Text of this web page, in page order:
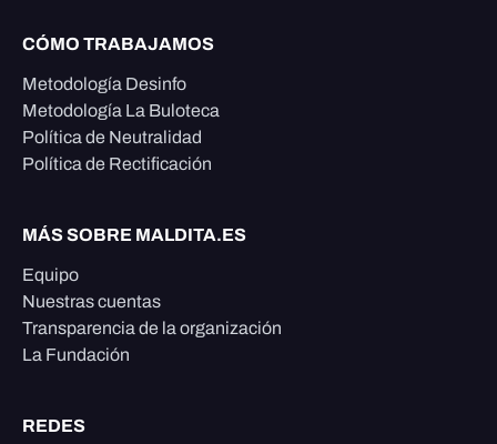
CÓMO TRABAJAMOS
Metodología Desinfo
Metodología La Buloteca
Política de Neutralidad
Política de Rectificación
MÁS SOBRE MALDITA.ES
Equipo
Nuestras cuentas
Transparencia de la organización
La Fundación
REDES